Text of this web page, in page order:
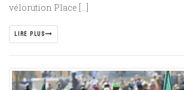
vélorution Place […]
LIRE PLUS